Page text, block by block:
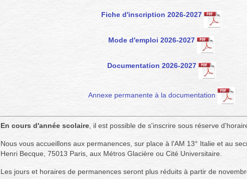
Fiche d'inscription 2026-2027
Mode d'emploi 2026-2027
Documentation 2026-2027
Annexe permanente à la documentation
En cours d'année scolaire , il est possible de s'inscrire sous réserve
Nous vous accueillons aux permanences, sur place à l'AM 13° Italie et au
Henri Becque, 75013 Paris, aux Métros Glacière ou Cité Universitaire.
Les jours et horaires de permanences seront plus réduits à partir de